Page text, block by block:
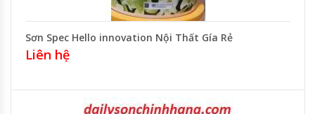
Sơn Spec Hello innovation Nội Thất Gía Rẻ
Liên hệ